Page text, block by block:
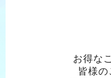
お得な
皆様の